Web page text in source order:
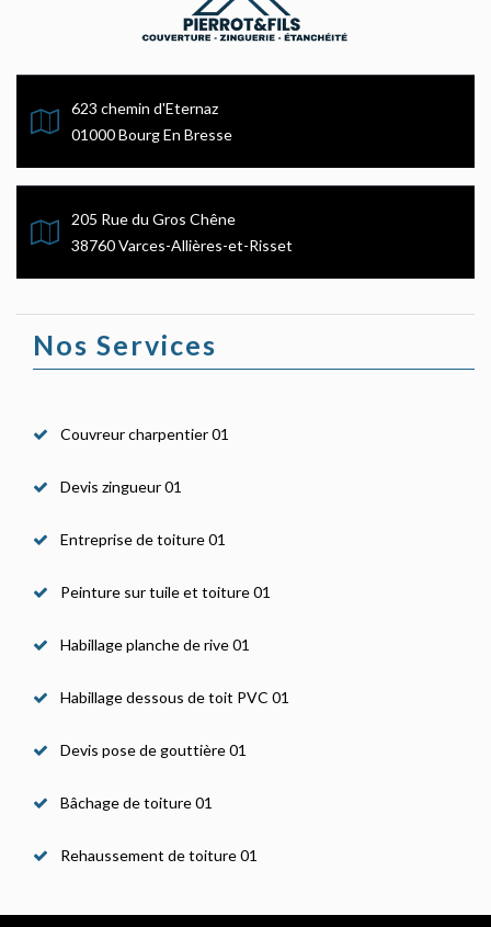
623 chemin d'Eternaz
01000 Bourg En Bresse
205 Rue du Gros Chêne
38760 Varces-Allières-et-Risset
Nos Services
Couvreur charpentier 01
Devis zingueur 01
Entreprise de toiture 01
Peinture sur tuile et toiture 01
Habillage planche de rive 01
Habillage dessous de toit PVC 01
Devis pose de gouttière 01
Bâchage de toiture 01
Rehaussement de toiture 01